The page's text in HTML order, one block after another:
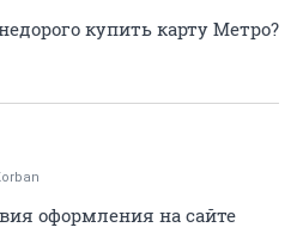
купить карту Метро?
оформления на сайте